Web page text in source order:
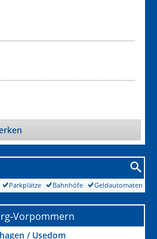
Geldautomaten
Bahnhöfe
Parkplätze
Vorpommern
/ Usedom